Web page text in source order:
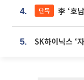
4. 단독 李 ‘호남형
5.